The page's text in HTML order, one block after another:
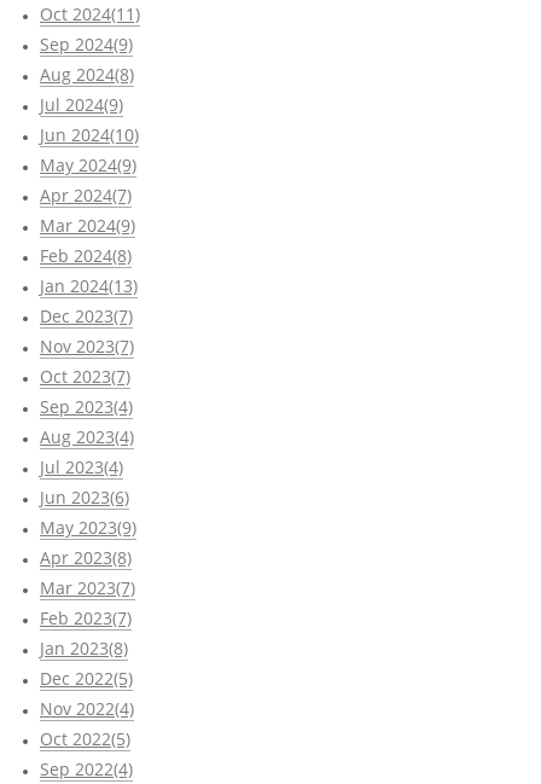
Oct 2024(11)
Sep 2024(9)
Aug 2024(8)
Jul 2024(9)
Jun 2024(10)
May 2024(9)
Apr 2024(7)
Mar 2024(9)
Feb 2024(8)
Jan 2024(13)
Dec 2023(7)
Nov 2023(7)
Oct 2023(7)
Sep 2023(4)
Aug 2023(4)
Jul 2023(4)
Jun 2023(6)
May 2023(9)
Apr 2023(8)
Mar 2023(7)
Feb 2023(7)
Jan 2023(8)
Dec 2022(5)
Nov 2022(4)
Oct 2022(5)
Sep 2022(4)